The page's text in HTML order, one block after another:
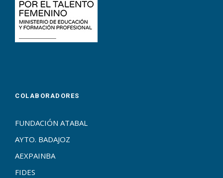
COLABORADORES
FUNDACIÓN ATABAL
AYTO. BADAJOZ
AEXPAINBA
FIDES